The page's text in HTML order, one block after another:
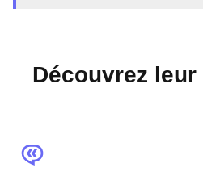
Découvrez